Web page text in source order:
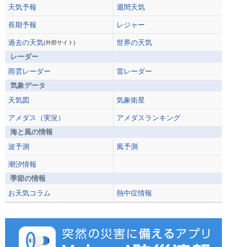
天気予報 週間天気
長期予報 レジャー
過去の天気(外部サイト)
世界の天気
レーダー
雨雲レーダー
雷レーダー
気象データ
天気図
気象衛星
アメダス（実況）
アメダスランキング
海と風の情報
波予測
風予測
潮汐情報
季節の情報
お天気コラム
熱中症情報